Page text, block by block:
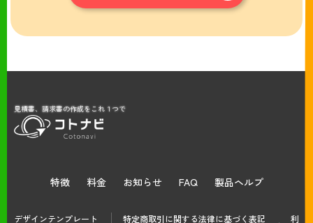
見積書、請求書の作成をこれ１つで
特徴 料金 お知らせ FAQ 製品ヘルプ
デザインテンプレート 特定商取引に関する法律に基づく表記 利